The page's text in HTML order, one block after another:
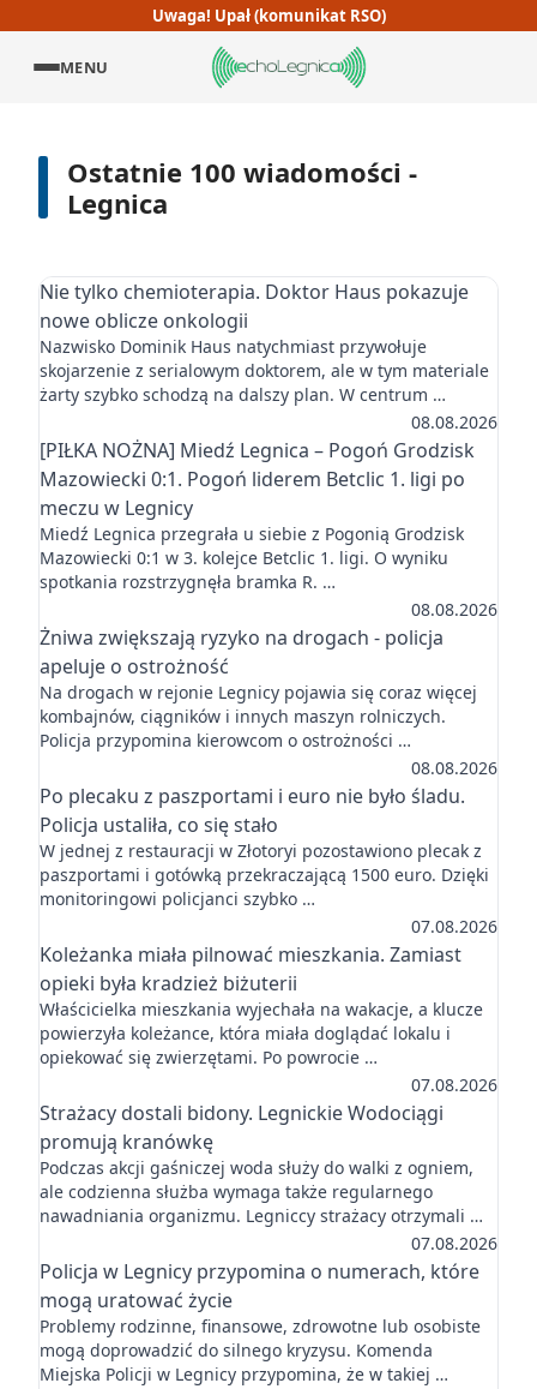
Uwaga! Upał (komunikat RSO)
MENU
Ostatnie 100 wiadomości -
Legnica
Nie tylko chemioterapia. Doktor Haus pokazuje
nowe oblicze onkologii
Nazwisko Dominik Haus natychmiast przywołuje
skojarzenie z serialowym doktorem, ale w tym materiale
żarty szybko schodzą na dalszy plan. W centrum …
08.08.2026
[PIŁKA NOŻNA] Miedź Legnica – Pogoń Grodzisk
Mazowiecki 0:1. Pogoń liderem Betclic 1. ligi po
meczu w Legnicy
Miedź Legnica przegrała u siebie z Pogonią Grodzisk
Mazowiecki 0:1 w 3. kolejce Betclic 1. ligi. O wyniku
spotkania rozstrzygnęła bramka R. …
08.08.2026
Żniwa zwiększają ryzyko na drogach - policja
apeluje o ostrożność
Na drogach w rejonie Legnicy pojawia się coraz więcej
kombajnów, ciągników i innych maszyn rolniczych.
Policja przypomina kierowcom o ostrożności …
08.08.2026
Po plecaku z paszportami i euro nie było śladu.
Policja ustaliła, co się stało
W jednej z restauracji w Złotoryi pozostawiono plecak z
paszportami i gotówką przekraczającą 1500 euro. Dzięki
monitoringowi policjanci szybko …
07.08.2026
Koleżanka miała pilnować mieszkania. Zamiast
opieki była kradzież biżuterii
Właścicielka mieszkania wyjechała na wakacje, a klucze
powierzyła koleżance, która miała doglądać lokalu i
opiekować się zwierzętami. Po powrocie …
07.08.2026
Strażacy dostali bidony. Legnickie Wodociągi
promują kranówkę
Podczas akcji gaśniczej woda służy do walki z ogniem,
ale codzienna służba wymaga także regularnego
nawadniania organizmu. Legniccy strażacy otrzymali …
07.08.2026
Policja w Legnicy przypomina o numerach, które
mogą uratować życie
Problemy rodzinne, finansowe, zdrowotne lub osobiste
mogą doprowadzić do silnego kryzysu. Komenda
Miejska Policji w Legnicy przypomina, że w takiej …